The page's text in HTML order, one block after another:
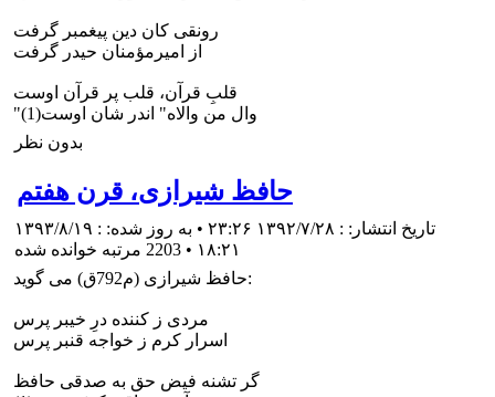
رونقى كان دين پيغمبر گرفت
از اميرمؤمنان حيدر گرفت
قلبِ قرآن، قلب پر قرآن اوست
"وال من والاه" اندر شان اوست(1)
بدون نظر
حافظ شیرازی، قرن هفتم
تاریخ انتشار: : ۱۳۹۲/۷/۲۸ ۲۳:۲۶ • به روز شده: : ۱۳۹۳/۸/۱۹
۱۸:۲۱ • 2203 مرتبه خوانده شده
حافظ شيرازى (م792ق) مى گويد:
مردى ز كننده درِ خيبر پرس
اسرار كرم ز خواجه قنبر پرس
گر تشنه فيض حق به صدقى حافظ